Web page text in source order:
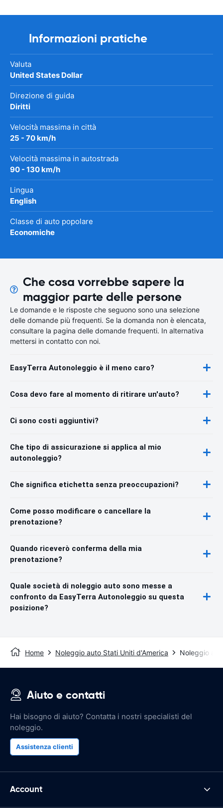
Informazioni pratiche
Valuta
United States Dollar
Direzione di guida
Diritti
Velocità massima in città
25 - 70 km/h
Velocità massima in autostrada
90 - 130 km/h
Lingua
English
Classe di auto popolare
Economiche
Che cosa vorrebbe sapere la
maggior parte delle persone
Le domande e le risposte che seguono sono una selezione
delle domande più frequenti. Se la domanda non è elencata,
consultare la pagina delle domande frequenti. In alternativa
mettersi in contatto con noi.
EasyTerra Autonoleggio è il meno caro?
Cosa devo fare al momento di ritirare un'auto?
Ci sono costi aggiuntivi?
Che tipo di assicurazione si applica al mio
autonoleggio?
Che significa etichetta senza preoccupazioni?
Come posso modificare o cancellare la
prenotazione?
Quando riceverò conferma della mia
prenotazione?
Quale società di noleggio auto sono messe a
confronto da EasyTerra Autonoleggio su questa
posizione?
Home Noleggio auto Stati Uniti d'America Noleggio
Aiuto e contatti
Hai bisogno di aiuto? Contatta i nostri specialisti del
noleggio.
Assistenza clienti
Account